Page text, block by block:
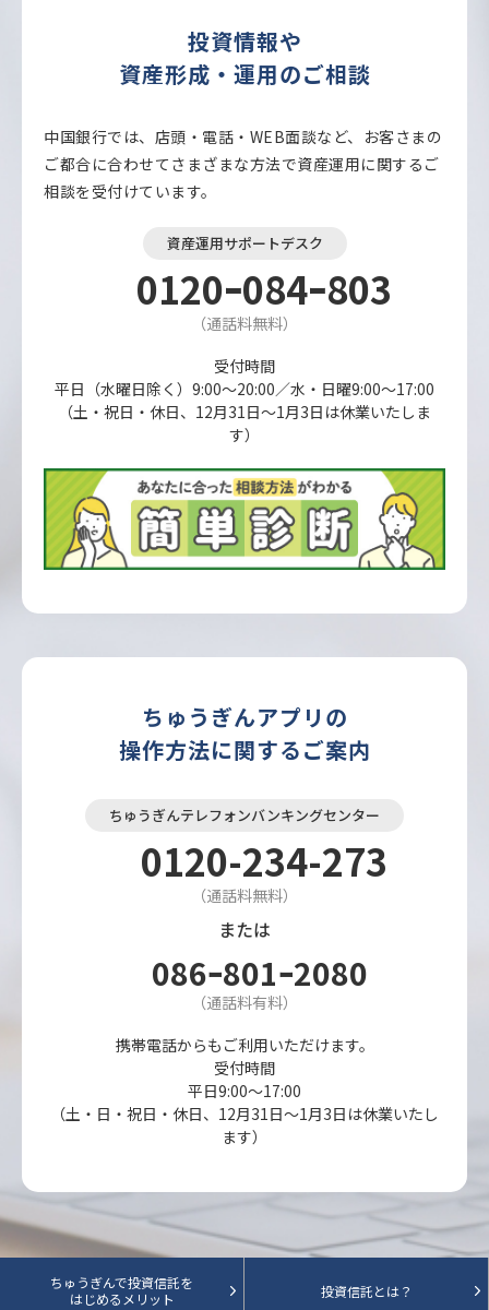
投資情報や
資産形成・運用のご相談
中国銀行では、店頭・電話・WEB面談など、お客さまの
ご都合に合わせてさまざまな方法で資産運用に関するご
相談を受付けています。
資産運用サポートデスク
0120ｰ084ｰ803
（通話料無料）
受付時間
平日（水曜日除く）9:00～20:00／水・日曜9:00～17:00
（土・祝日・休日、12月31日～1月3日は休業いたしま
す）
ちゅうぎんアプリの
操作方法に関するご案内
ちゅうぎんテレフォンバンキングセンター
0120-234-273
（通話料無料）
または
086ｰ801ｰ2080
（通話料有料）
携帯電話からもご利用いただけます。
受付時間
平日9:00～17:00
（土・日・祝日・休日、12月31日～1月3日は休業いたし
ます）
ちゅうぎんで投資信託を
はじめるメリット
投資信託とは？